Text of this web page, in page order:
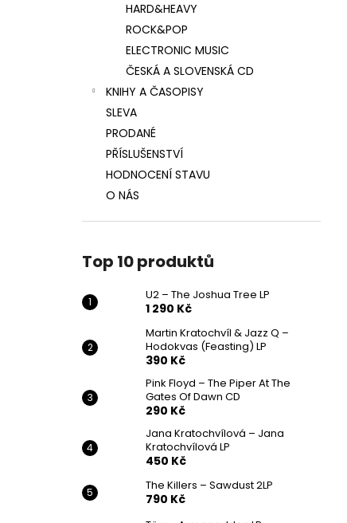
HARD&HEAVY
ROCK&POP
ELECTRONIC MUSIC
ČESKÁ A SLOVENSKÁ CD
KNIHY A ČASOPISY
SLEVA
PRODANÉ
PŘÍSLUŠENSTVÍ
HODNOCENÍ STAVU
O NÁS
Top 10 produktů
U2 – The Joshua Tree LP
1 290 Kč
Martin Kratochvíl & Jazz Q ‎–
Hodokvas (Feasting) LP
390 Kč
Pink Floyd – The Piper At The
Gates Of Dawn CD
290 Kč
Jana Kratochvílová – Jana
Kratochvílová LP
450 Kč
The Killers – Sawdust 2LP
790 Kč